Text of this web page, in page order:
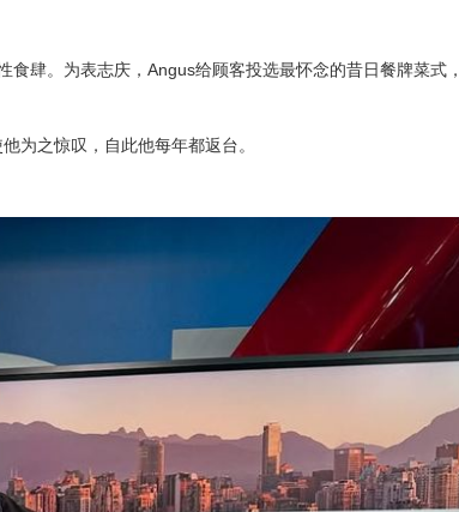
肆。为表志庆，Angus给顾客投选最怀念的昔日餐牌菜式，
为之惊叹，自此他每年都返台。